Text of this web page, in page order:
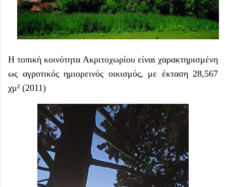
Η τοπική κοινότητα Ακριτοχωρίου είναι χαρακτηρισμένη
ως αγροτικός ημιορεινός οικισμός, με έκταση 28,567
χμ² (2011)